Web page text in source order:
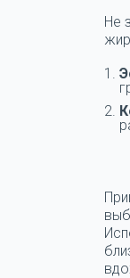
Не